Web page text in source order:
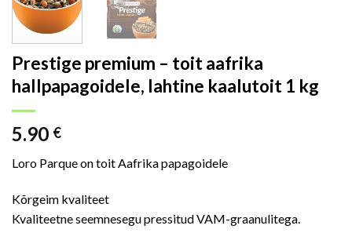
Prestige premium – toit aafrika
hallpapagoidele, lahtine kaalutoit 1 kg
5.90 €
Loro Parque on toit Aafrika papagoidele
Kõrgeim kvaliteet
Kvaliteetne seemnesegu pressitud VAM-graanulitega.